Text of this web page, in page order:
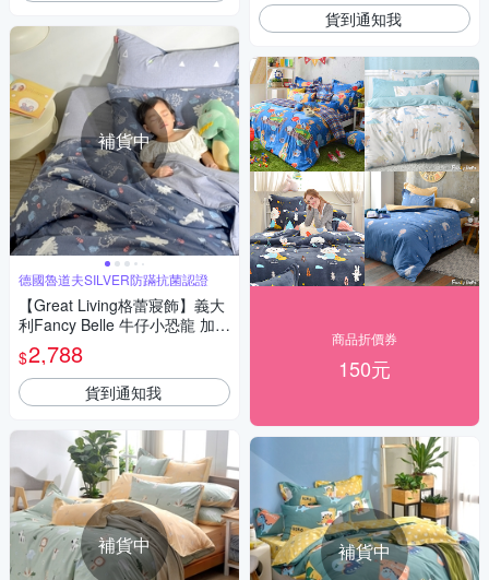
補貨中
德國魯道夫SILVER防蹣抗菌認證
【Great Living格蕾寢飾】義大
利Fancy Belle 牛仔小恐龍 加大
純棉防蹣抗菌吸濕排汗兩用被
床包組
$2,788
貨到通知我
補貨中
貨到通知我
商品折價券
150元
補貨中